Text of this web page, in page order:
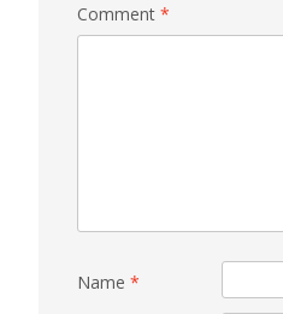
Comment *
Name *